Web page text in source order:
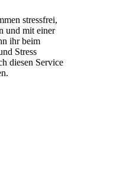
stressfrei,
und mit einer
ihr beim
Stress
diesen Service